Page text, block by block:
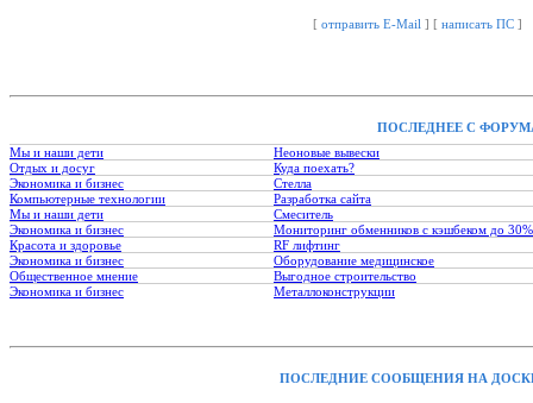
[ отправить E-Mail ] [ написать ПС]
ПОСЛЕДНЕЕ С
Мы и наши дети
Неоновые вывески
Отдых и досуг
Куда поехать?
Экономика и бизнес
Стелла
Компьютерные технологии
Разработка сайта
Мы и наши дети
Смеситель
Экономика и бизнес
Мониторинг обменников с кэшбеком до 30%
Красота и здоровье
RF лифтинг
Экономика и бизнес
Оборудование медицинское
Общественное мнение
Выгодное строительство
Экономика и бизнес
Металлоконструкции
ПОСЛЕДНИЕ СООБЩЕНИЯ НА